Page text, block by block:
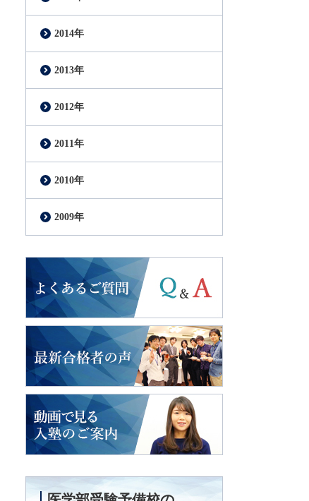
2014年
2013年
2012年
2011年
2010年
2009年
よくあるご質問
2018年度入試
最新合格者の声
入塾のご案内